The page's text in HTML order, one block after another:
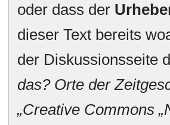
oder dass der
dieser Text bereits
der Diskussionsseite
das? Orte der
„Creative Commons